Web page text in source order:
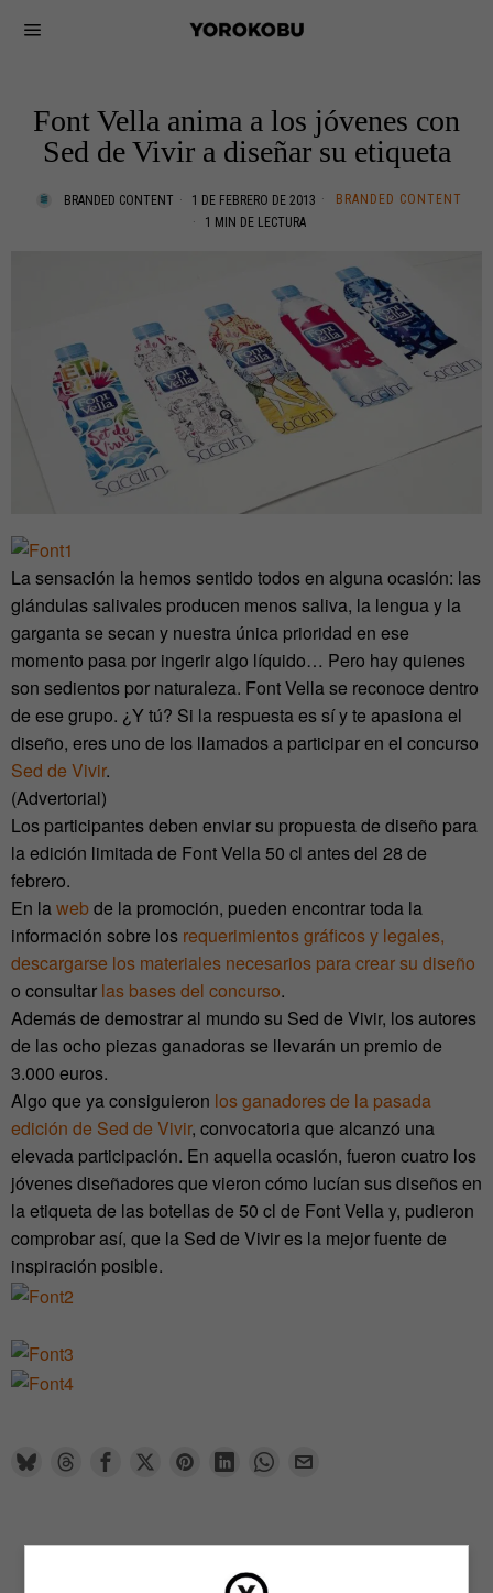
Font Vella anima a los jóvenes con
Sed de Vivir a diseñar su etiqueta
BRANDED CONTENT 1 DE FEBRERO DE 2013
BRANDED CONTENT
1 MIN DE LECTURA
La sensación la hemos sentido todos en alguna ocasión: las
glándulas salivales producen menos saliva, la lengua y la
garganta se secan y nuestra única prioridad en ese
momento pasa por ingerir algo líquido… Pero hay quienes
son sedientos por naturaleza. Font Vella se reconoce dentro
de ese grupo. ¿Y tú? Si la respuesta es sí y te apasiona el
diseño, eres uno de los llamados a participar en el concurso
Sed de Vivir.
(Advertorial)
Los participantes deben enviar su propuesta de diseño para
la edición limitada de Font Vella 50 cl antes del 28 de
febrero.
En lawebde la promoción, pueden encontrar toda la
información sobre los requerimientos gráficos y legales,
descargarse los materiales necesarios para crear su diseño
o consultar las bases del concurso.
Además de demostrar al mundo su Sed de Vivir, los autores
de las ocho piezas ganadoras se llevarán un premio de
3.000 euros.
Algo que ya consiguieron los ganadores de la pasada
edición de Sed de Vivir, convocatoria que alcanzó una
elevada participación. En aquella ocasión, fueron cuatro los
jóvenes diseñadores que vieron cómo lucían sus diseños en
la etiqueta de las botellas de 50 cl de Font Vella y, pudieron
comprobar así, que la Sed de Vivir es la mejor fuente de
inspiración posible.